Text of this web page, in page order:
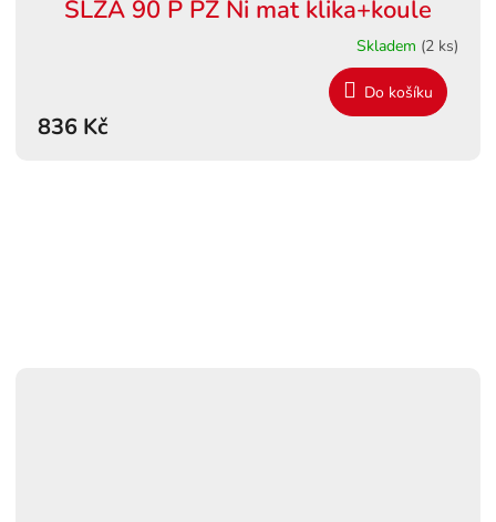
SLZA 90 P PZ Ni mat klika+koule
Skladem (2 ks)
836 Kč
Do košíku